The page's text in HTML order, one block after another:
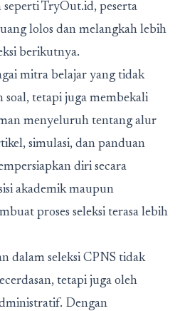
TryOut.id, peserta
lolos dan melangkah lebih
berikutnya.
mitra belajar yang tidak
soal, tetapi juga membekali
menyeluruh tentang alur
simulasi, dan panduan
diri secara
akademik maupun
proses seleksi terasa lebih
dalam seleksi CPNS tidak
tetapi juga oleh
Dengan